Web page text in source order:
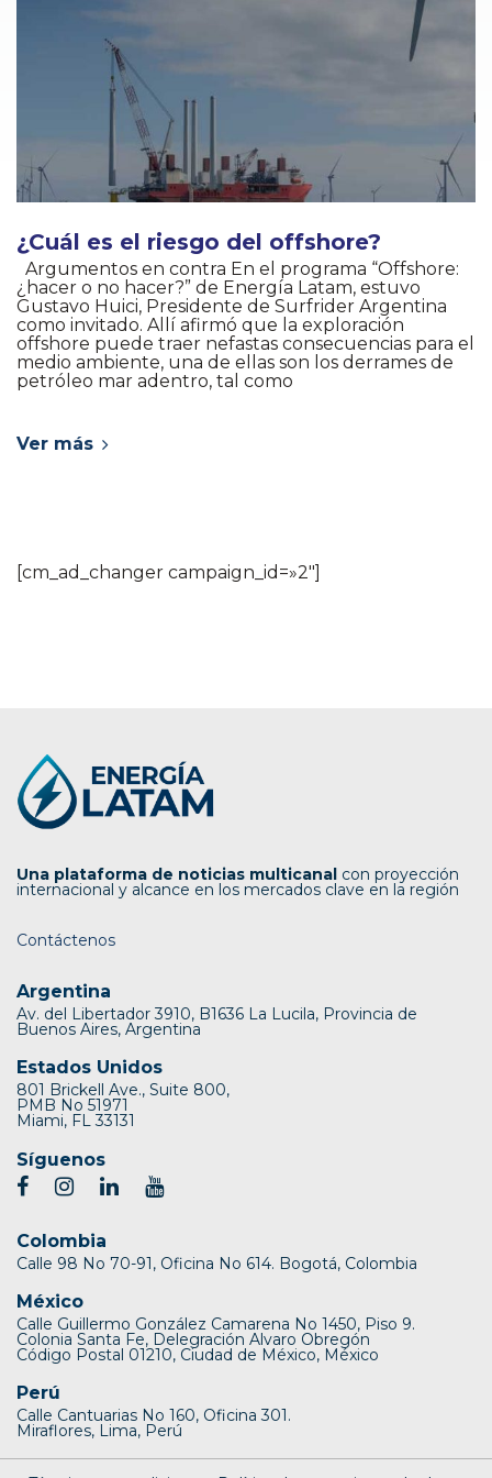
¿Cuál es el riesgo del offshore?
Argumentos en contra En el programa “Offshore:
¿hacer o no hacer?” de Energía Latam, estuvo
Gustavo Huici, Presidente de Surfrider Argentina
como invitado. Allí afirmó que la exploración
offshore puede traer nefastas consecuencias para el
medio ambiente, una de ellas son los derrames de
petróleo mar adentro, tal como
Ver más
[cm_ad_changer campaign_id=»2″]
Una plataforma de noticias multicanal con proyección
internacional y alcance en los mercados clave en la región
Contáctenos
Argentina
Av. del Libertador 3910, B1636 La Lucila, Provincia de
Buenos Aires, Argentina
Estados Unidos
801 Brickell Ave., Suite 800,
PMB No 51971
Miami, FL 33131
Síguenos
Colombia
Calle 98 No 70-91, Oficina No 614. Bogotá, Colombia
México
Calle Guillermo González Camarena No 1450, Piso 9.
Colonia Santa Fe, Delegración Alvaro Obregón
Código Postal 01210, Ciudad de México, México
Perú
Calle Cantuarias No 160, Oficina 301.
Miraflores, Lima, Perú